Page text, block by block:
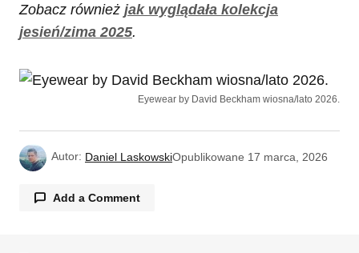
Zobacz również jak wyglądała kolekcja
jesień/zima 2025.
Eyewear by David Beckham wiosna/lato 2026.
Autor: Daniel LaskowskiOpublikowane 17 marca, 2026
Add a Comment